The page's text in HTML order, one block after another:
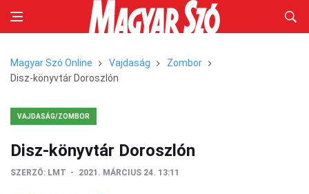
Magyar Szó Online Vajdaság
Zombor
Disz-könyvtár Doroszlón
VAJDASÁG/ZOMBOR
Disz-könyvtár Doroszlón
SZERZŐ: LMT 2021. MÁRCIUS 24. 13:11